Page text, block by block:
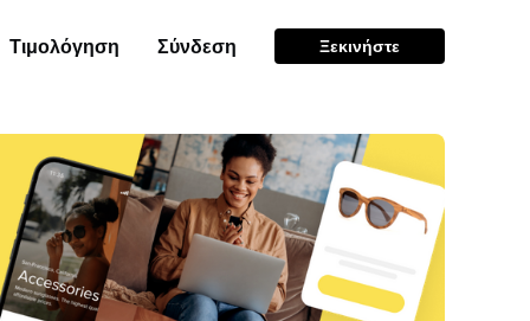
Τιμολόγηση Σύνδεση Ξεκινήστε